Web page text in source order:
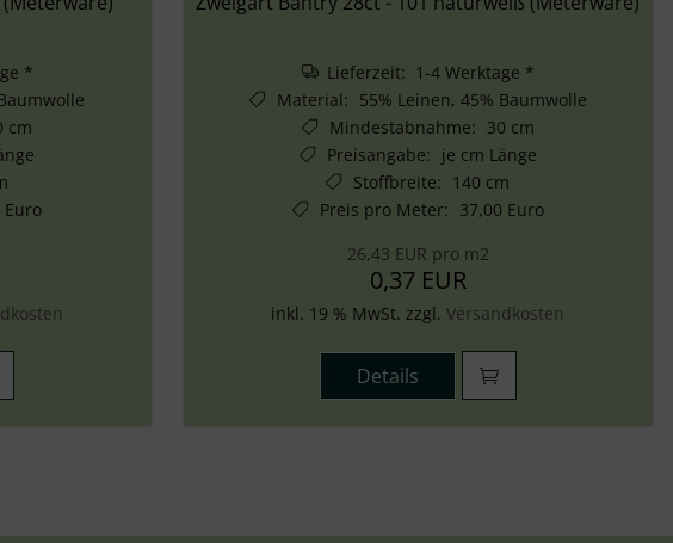
*
cm
Euro
Lieferzeit: 1-4 Werktage *
Material: 55% Leinen, 45% Baumwolle
Mindestabnahme: 30 cm
Preisangabe: je cm Länge
Stoffbreite: 140 cm
Preis pro Meter: 37,00 Euro
26,43 EUR pro m2
0,37 EUR
inkl. 19 % MwSt. zzgl.Versandkosten
Details